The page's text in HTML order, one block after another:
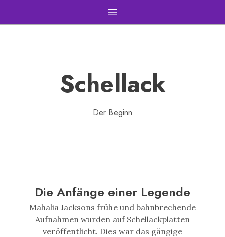
Open main menu
Schellack
Der Beginn
Die Anfänge einer Legende
Mahalia Jacksons frühe und bahnbrechende
Aufnahmen wurden auf Schellackplatten
veröffentlicht. Dies war das gängige